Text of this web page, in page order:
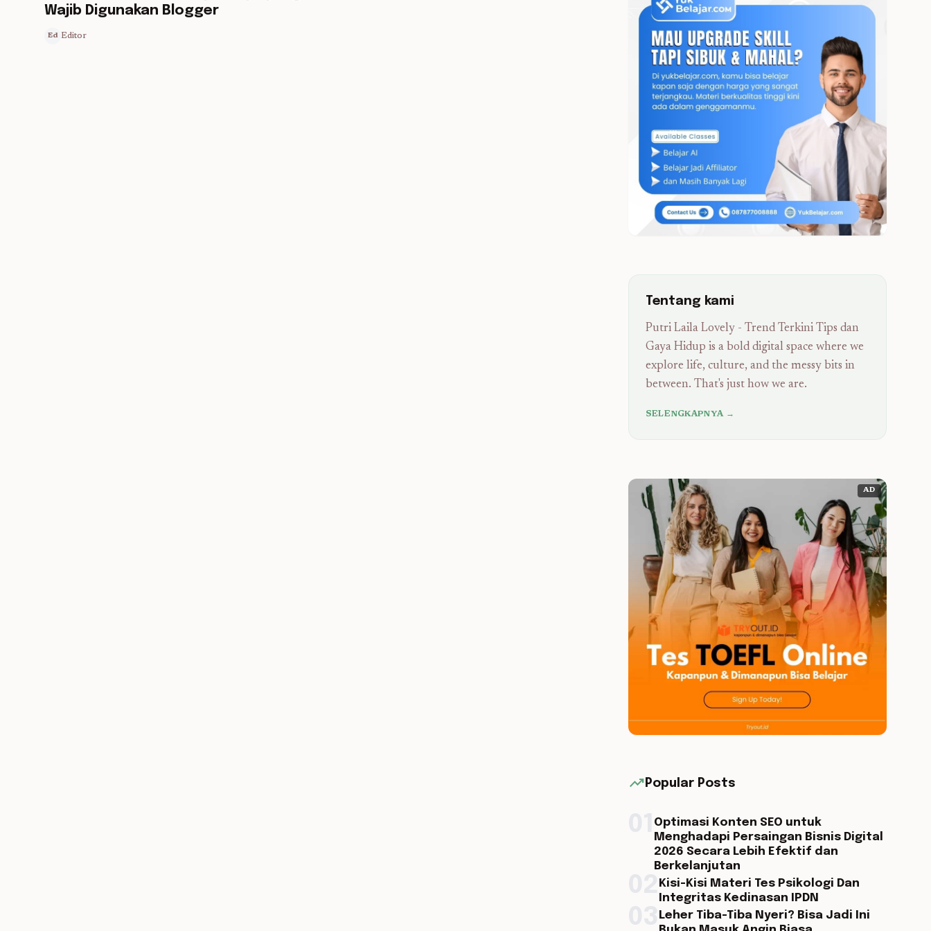
Wajib Digunakan Blogger
Ed Editor
Tentang kami
Putri Laila Lovely - Trend Terkini Tips dan
Gaya Hidup is a bold digital space where we
explore life, culture, and the messy bits in
between. That's just how we are.
SELENGKAPNYA →
AD
trending_up Popular Posts
Optimasi Konten SEO untuk
Menghadapi Persaingan Bisnis Digital
2026 Secara Lebih Efektif dan
Berkelanjutan
Kisi-Kisi Materi Tes Psikologi Dan
Integritas Kedinasan IPDN
Leher Tiba-Tiba Nyeri? Bisa Jadi Ini